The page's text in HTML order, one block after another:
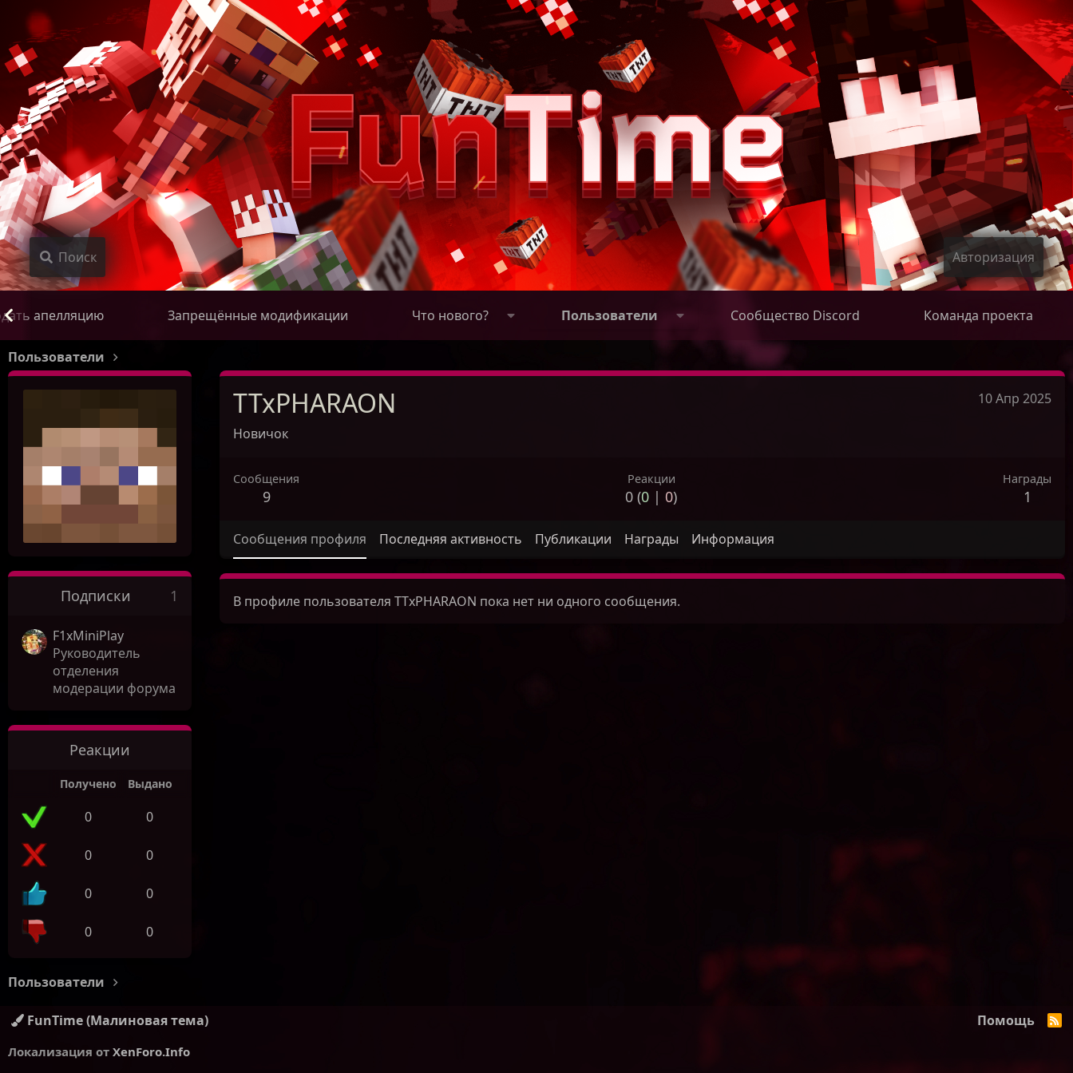
Поиск Авторизация
апелляцию Запрещённые модификации Что нового? Пользователи Сообщество Discord Команда проекта
Пользователи
Подписки 1
F1xMiniPlay
Руководитель
отделения
модерации форума
Реакции
Получено Выдано
0 0
0 0
0 0
0 0
10 Апр 2025
TTxPHARAON
Новичок
Сообщения
9
Реакции
0 (0 | 0)
Награды
1
Сообщения профиля Последняя активность Публикации Награды Информация
В профиле пользователя TTxPHARAON пока нет ни одного сообщения.
Пользователи
FunTime (Малиновая тема) Помощь
R
Локализация от XenForo.Info